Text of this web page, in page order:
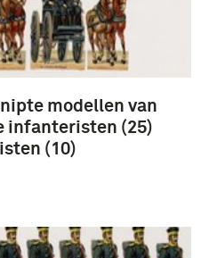
modellen van
infanteristen (25)
(10)